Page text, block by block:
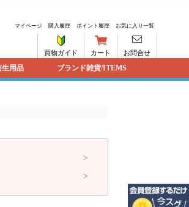
マイページ 購入履歴 ポイント履歴 お気に入り一覧
買物ガイド カート お問合せ
生用品 ブランド雑貨/ITEMS